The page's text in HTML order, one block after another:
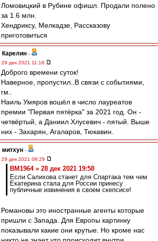
Ломовицкий в Рубине офишл. Продали полено
за 1.6 млн.
Хендриксу, Мелкадзе, Рассказову
приготовиться
Карелин -
29 дек 2021 11:16
Доброго времени суток!
Наверное, пропустил..В связи с событиями,
гм..
Наиль Умяров вошёл в число лауреатов
премии "Первая пятёрка" за 2021 год. Он -
четвёртый, а Даниил Хлусевич - пятый. Выше
них - Захарян, Агаларов, Тюкавин.
митхун -
29 дек 2021 08:29
BM1964 » 28 дек 2021 19:58
Если Салихова станет для Спартака тем чем
Екатерина стала для России принесу
публичные извинения в своем скепсисе!
Романовы это иностранные агенты которые
пришли с Запада. Для Европы картинку
показывали какие они крутые. Но кроме нас